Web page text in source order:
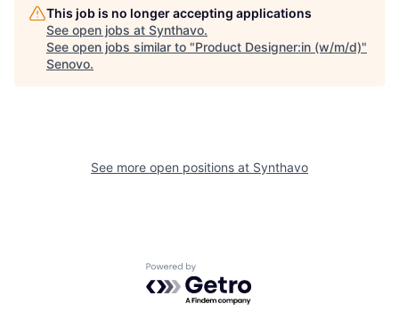
This job is no longer accepting applications
See open jobs at Synthavo.
See open jobs similar to "Product Designer:in (w/m/d)"
Senovo.
See more open positions at Synthavo
Powered by Getro.com